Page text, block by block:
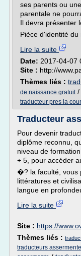
ses parents ou
parentale ne
Il devra présenter
Pièce d'identité du
Lire la suite
Date: 2017-04-07
Site : http://
Thèmes liés :
de naissance gratuit/
traducteur pres la
Traducteur
Pour devenir
diplôme reconnu,
niveau de
+ 5, pour accéder
�? la faculté, vous
littératures et
langue en
Lire la suite
Site : https://
Thèmes liés :
traducteurs